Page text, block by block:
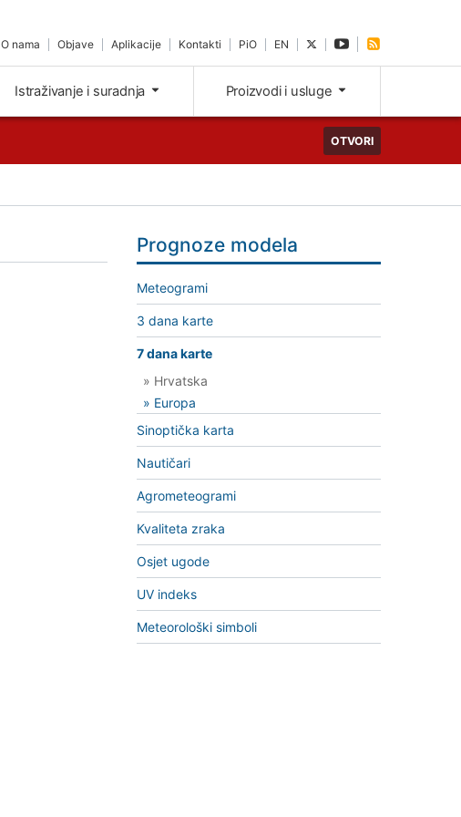
O nama Objave Aplikacije Kontakti PiO EN
Istraživanje i suradnja Proizvodi i usluge
OTVORI
Prognoze modela
Meteogrami
3 dana karte
7 dana karte
» Hrvatska
» Europa
Sinoptička karta
Nautičari
Agrometeogrami
Kvaliteta zraka
Osjet ugode
UV indeks
Meteorološki simboli